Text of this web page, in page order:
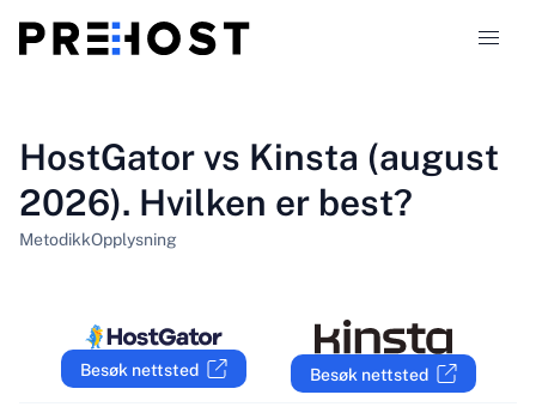
Sammenligninger
HostGator vs Kinsta (august
2026). Hvilken er best?
MetodikkOpplysning
Besøk nettsted Besøk nettsted